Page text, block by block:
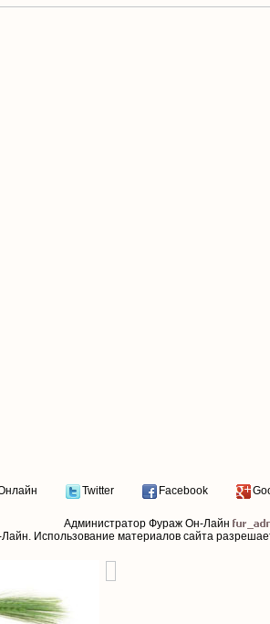
Twitter Facebook
Администратор Фураж Он-Лайн
. Использование материалов сайта